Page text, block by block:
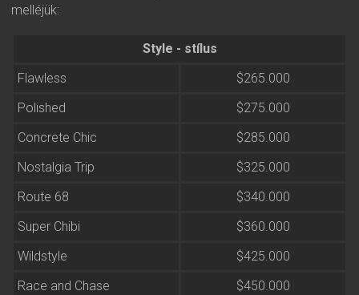
melléjük:
Style - stílus
Flawless
$265.000
Polished
$275.000
Concrete Chic
$285.000
Nostalgia Trip
$325.000
Route 68
$340.000
Super Chibi
$360.000
Wildstyle
$425.000
Race and Chase
$450.000